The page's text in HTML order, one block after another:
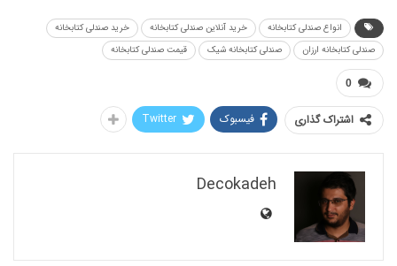
صندلی کتابخانه خرید آنلاین صندلی کتابخانه
خرید صندلی کتابخانه
ارزان
صندلی کتابخانه شیک قیمت صندلی کتابخانه
گذاری فیسبوک Twitter
Decokadeh